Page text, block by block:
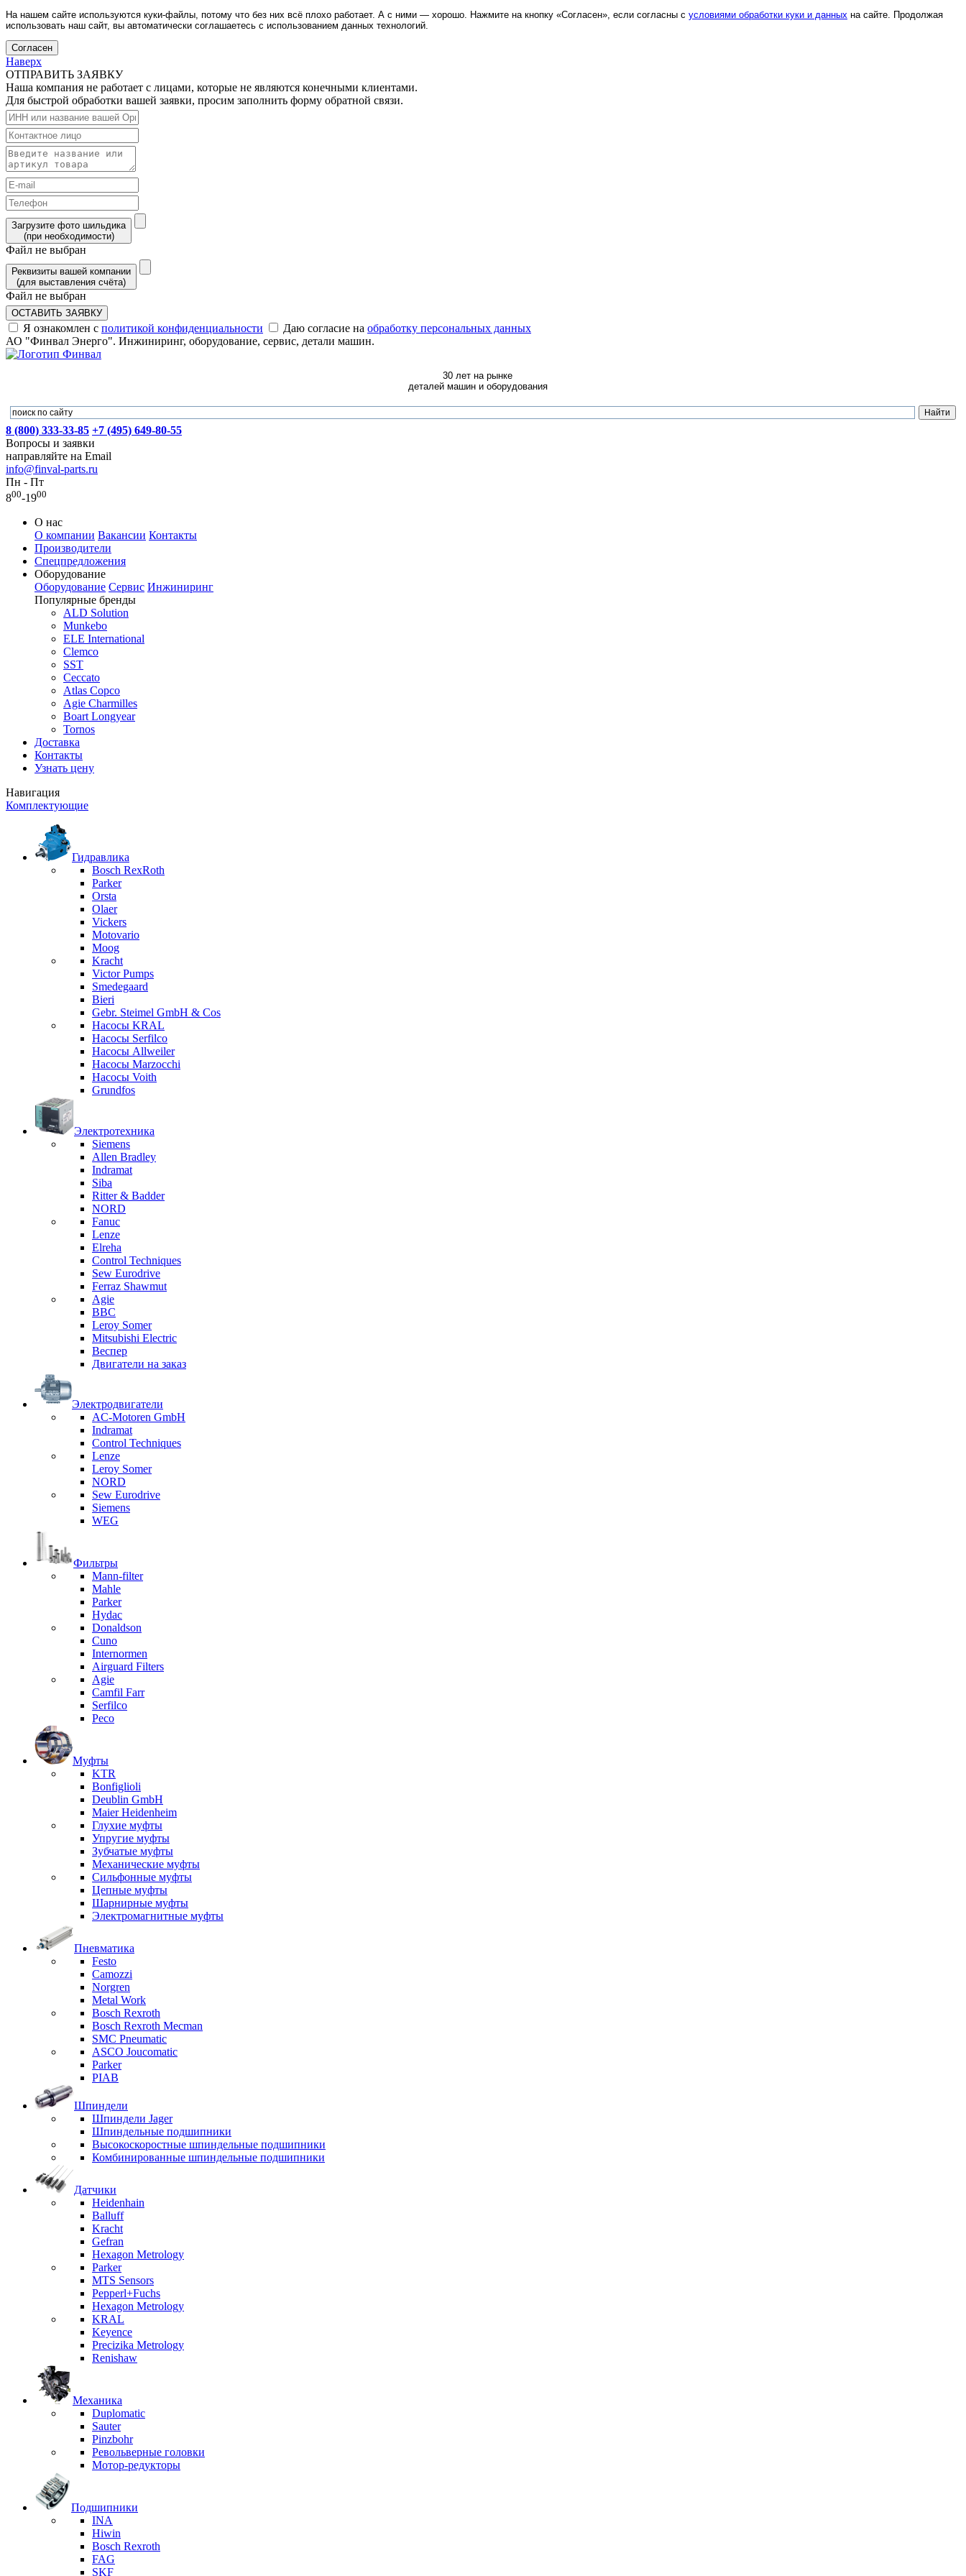
На нашем сайте используются куки-файлы, потому что без них всё плохо работает. А с ними — хорошо. Нажмите на кнопку «Согласен», если согласны с условиями обработки куки и данных на сайте. Продолжая
использовать наш сайт, вы автоматически соглашаетесь с использованием данных технологий.
Согласен
Наверх
ОТПРАВИТЬ ЗАЯВКУ
Наша компания не работает с лицами, которые не являются конечными клиентами.
Для быстрой обработки вашей заявки, просим заполнить форму обратной связи.
Загрузите фото шильдика
(при необходимости)
Файл не выбран
Реквизиты вашей компании
(для выставления счёта)
Файл не выбран
ОСТАВИТЬ ЗАЯВКУ
Я ознакомлен с политикой конфиденциальности Даю согласие на обработку персональных данных
АО "Финвал Энерго". Инжиниринг, оборудование, сервис, детали машин.
30 лет на рынке
деталей машин и оборудования
8 (800) 333-33-85 +7 (495) 649-80-55
Вопросы и заявки
направляйте на Email
info@finval-parts.ru
Пн - Пт
800-1900
О нас
О компании Вакансии Контакты
Производители
Спецпредложения
Оборудование
Оборудование Сервис Инжиниринг
Популярные бренды
ALD Solution
Munkebo
ELE International
Clemco
SST
Ceccato
Atlas Copco
Agie Charmilles
Boart Longyear
Tornos
Доставка
Контакты
Узнать цену
Навигация
Комплектующие
Гидравлика
Bosch RexRoth
Parker
Orsta
Olaer
Vickers
Motovario
Moog
Kracht
Victor Pumps
Smedegaard
Bieri
Gebr. Steimel GmbH & Cos
Насосы KRAL
Насосы Serfilco
Насосы Allweiler
Насосы Marzocchi
Насосы Voith
Grundfos
Электротехника
Siemens
Allen Bradley
Indramat
Siba
Ritter & Badder
NORD
Fanuc
Lenze
Elreha
Control Techniques
Sew Eurodrive
Ferraz Shawmut
Agie
BBC
Leroy Somer
Mitsubishi Electric
Веспер
Двигатели на заказ
Электродвигатели
AC-Motoren GmbH
Indramat
Control Techniques
Lenze
Leroy Somer
NORD
Sew Eurodrive
Siemens
WEG
Фильтры
Mann-filter
Mahle
Parker
Hydac
Donaldson
Cuno
Internormen
Airguard Filters
Agie
Camfil Farr
Serfilco
Peco
Муфты
KTR
Bonfiglioli
Deublin GmbH
Maier Heidenheim
Глухие муфты
Упругие муфты
Зубчатые муфты
Механические муфты
Сильфонные муфты
Цепные муфты
Шарнирные муфты
Электромагнитные муфты
Пневматика
Festo
Camozzi
Norgren
Metal Work
Bosch Rexroth
Bosch Rexroth Mecman
SMC Pneumatic
ASCO Joucomatic
Parker
PIAB
Шпиндели
Шпиндели Jager
Шпиндельные подшипники
Высокоскоростные шпиндельные подшипники
Комбинированные шпиндельные подшипники
Датчики
Heidenhain
Balluff
Kracht
Gefran
Hexagon Metrology
Parker
MTS Sensors
Pepperl+Fuchs
Hexagon Metrology
KRAL
Keyence
Precizika Metrology
Renishaw
Механика
Duplomatic
Sauter
Pinzbohr
Револьверные головки
Мотор-редукторы
Подшипники
INA
Hiwin
Bosch Rexroth
FAG
SKF